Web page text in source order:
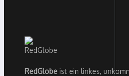
RedGlobe ist ein linkes,